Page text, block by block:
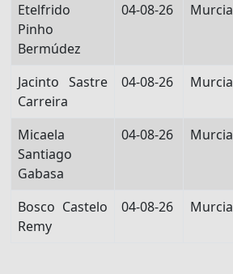
Etelfrido
Pinho
Bermúdez
04-08-26 Murcia
Jacinto Sastre
Carreira
04-08-26 Murcia
Micaela
Santiago
Gabasa
04-08-26 Murcia
Bosco Castelo
Remy
04-08-26 Murcia